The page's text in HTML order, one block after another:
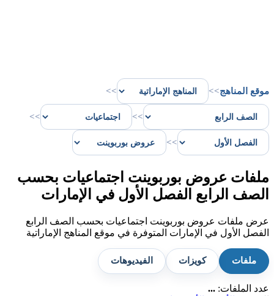
موقع المناهج>>
>>
>>
>>
>>
ملفات عروض بوربوينت اجتماعيات بحسب
الصف الرابع الفصل الأول في الإمارات
عرض ملفات عروض بوربوينت اجتماعيات بحسب الصف الرابع
الفصل الأول في الإمارات المتوفرة في موقع المناهج الإماراتية
ملفات كويزات الفيديوهات
عدد الملفات: ...